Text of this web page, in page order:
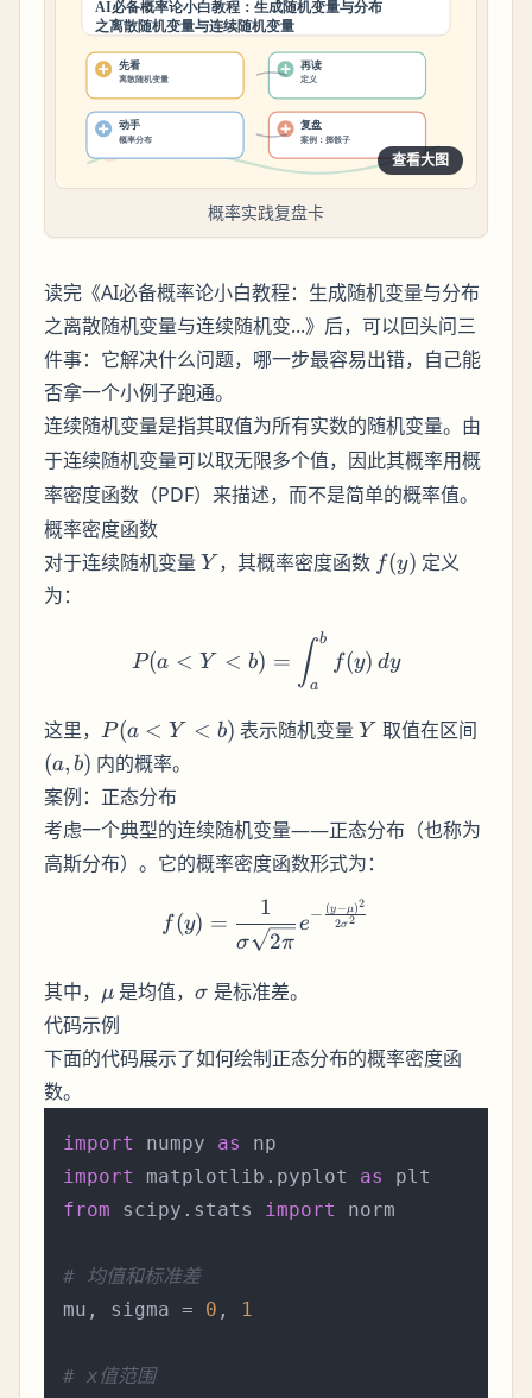
查看大图
概率实践复盘卡
读完《AI必备概率论小白教程：生成随机变量与分布
之离散随机变量与连续随机变...》后，可以回头问三
件事：它解决什么问题，哪一步最容易出错，自己能
否拿一个小例子跑通。
连续随机变量是指其取值为所有实数的随机变量。由
于连续随机变量可以取无限多个值，因此其概率用概
率密度函数 （PDF）来描述，而不是简单的概率值。
概率密度函数
对于连续随机变量 Y
Y ，其概率密度函数 f(y)
f(y) 定义
为：
P(a < Y < b) = \int_a^b
P(a < Y < b) = ∫a
b
f(y) dy
这里， P(a
<
Y
<
b)
P(a < Y < b) 表示随机变量Y
Y 取值在区间
(a, b) 内的概率。
案例：正态分布
考虑一个典型的连续随机变量——正态分布（也称为
高斯分布）。它的概率密度函数形式为：
f(y) = \frac{1}{\sigma
f(y) =
σ 2π
1
e− 2σ2
(y − μ)2
其中， \mu
μ 是均值， \sigma
σ 是标准差。
代码示例
下面的代码展示了如何绘制正态分布的概率密度函
数。
import numpy as
import
matplotlib.pyplot as
from scipy.stats import norm
# 均值和标准差
mu, sigma = 0 , 1
# x值范围